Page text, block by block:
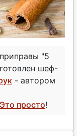
"5
шеф-
- автором
Это просто!